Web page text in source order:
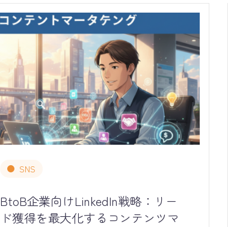
SNS
BtoB企業向けLinkedIn戦略：リー
ド獲得を最大化するコンテンツマ